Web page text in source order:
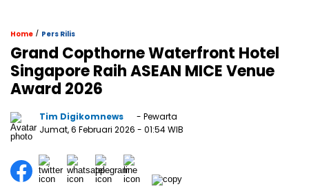
Home / Pers Rilis
Grand Copthorne Waterfront Hotel
Singapore Raih ASEAN MICE Venue
Award 2026
Tim Digikomnews
- Pewarta
Jumat, 6 Februari 2026 - 01:54 WIB